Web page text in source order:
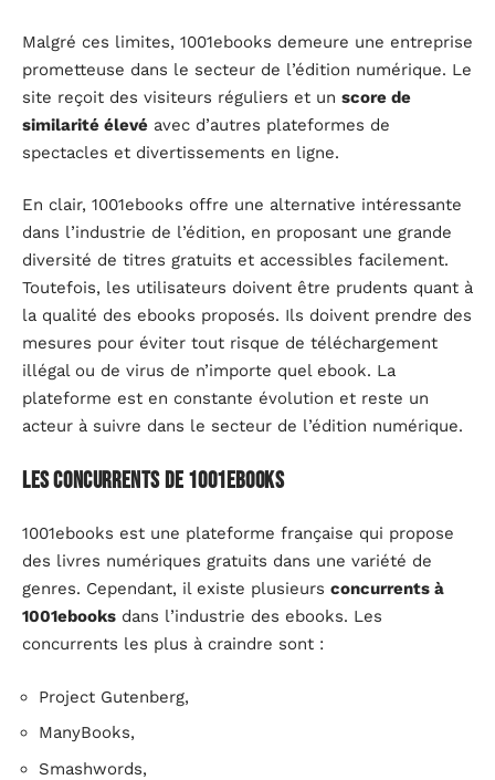
Malgré ces limites, 1001ebooks demeure une entreprise
prometteuse dans le secteur de l’édition numérique. Le
site reçoit des visiteurs réguliers et un score de
similarité élevé avec d’autres plateformes de
spectacles et divertissements en ligne.
En clair, 1001ebooks offre une alternative intéressante
dans l’industrie de l’édition, en proposant une grande
diversité de titres gratuits et accessibles facilement.
Toutefois, les utilisateurs doivent être prudents quant à
la qualité des ebooks proposés. Ils doivent prendre des
mesures pour éviter tout risque de téléchargement
illégal ou de virus de n’importe quel ebook. La
plateforme est en constante évolution et reste un
acteur à suivre dans le secteur de l’édition numérique.
Les concurrents de 1001ebooks
1001ebooks est une plateforme française qui propose
des livres numériques gratuits dans une variété de
genres. Cependant, il existe plusieurs concurrents à
1001ebooks dans l’industrie des ebooks. Les
concurrents les plus à craindre sont :
Project Gutenberg,
ManyBooks,
Smashwords,